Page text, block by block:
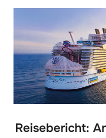
Reisebericht: